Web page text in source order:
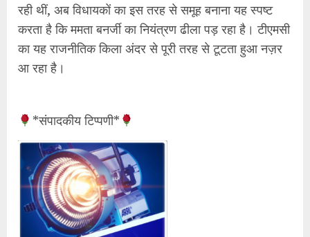
रही थीं, अब विधायकों का इस तरह से समूह बनाना यह स्पष्ट
करता है कि ममता बनर्जी का नियंत्रण ढीला पड़ रहा है। टीएमसी
का यह राजनीतिक किला अंदर से पूरी तरह से टूटता हुआ नज़र
आ रहा है।
*​संपादकीय टिप्पणी*